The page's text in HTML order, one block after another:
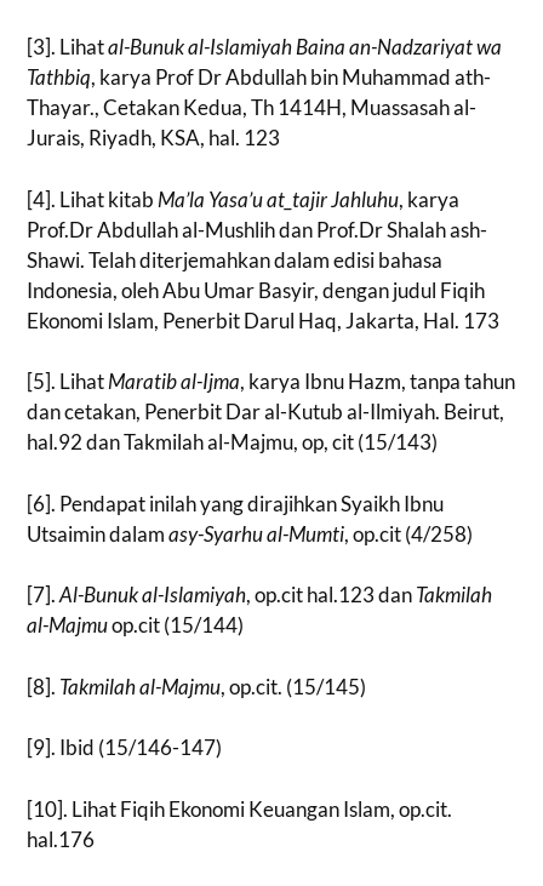
[3]. Lihatal-Bunuk al-Islamiyah Baina an-Nadzariyat wa
Tathbiq, karya Prof Dr Abdullah bin Muhammad ath-
Thayar., Cetakan Kedua, Th 1414H, Muassasah al-
Jurais, Riyadh, KSA, hal. 123
[4]. Lihat kitab Ma’la Yasa’u at_tajir Jahluhu, karya
Prof.Dr Abdullah al-Mushlih dan Prof.Dr Shalah ash-
Shawi. Telah diterjemahkan dalam edisi bahasa
Indonesia, oleh Abu Umar Basyir, dengan judul Fiqih
Ekonomi Islam, Penerbit Darul Haq, Jakarta, Hal. 173
[5]. LihatMaratib al-Ijma, karya Ibnu Hazm, tanpa tahun
dan cetakan, Penerbit Dar al-Kutub al-Ilmiyah. Beirut,
hal.92 dan Takmilah al-Majmu, op, cit (15/143)
[6]. Pendapat inilah yang dirajihkan Syaikh Ibnu
Utsaimin dalamasy-Syarhu al-Mumti, op.cit (4/258)
[7].Al-Bunuk al-Islamiyah, op.cit hal.123 danTakmilah
al-Majmuop.cit (15/144)
[8]. Takmilah al-Majmu, op.cit. (15/145)
[9]. Ibid (15/146-147)
[10]. Lihat Fiqih Ekonomi Keuangan Islam, op.cit.
hal.176